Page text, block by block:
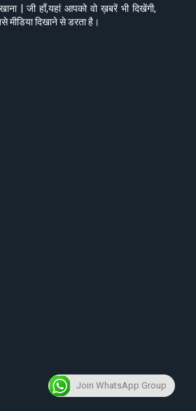
| जी हाँ,यहां आपको वो ख़बरें भी दिखेंगी,
मीडिया दिखाने से डरता है।
Join WhatsApp Group